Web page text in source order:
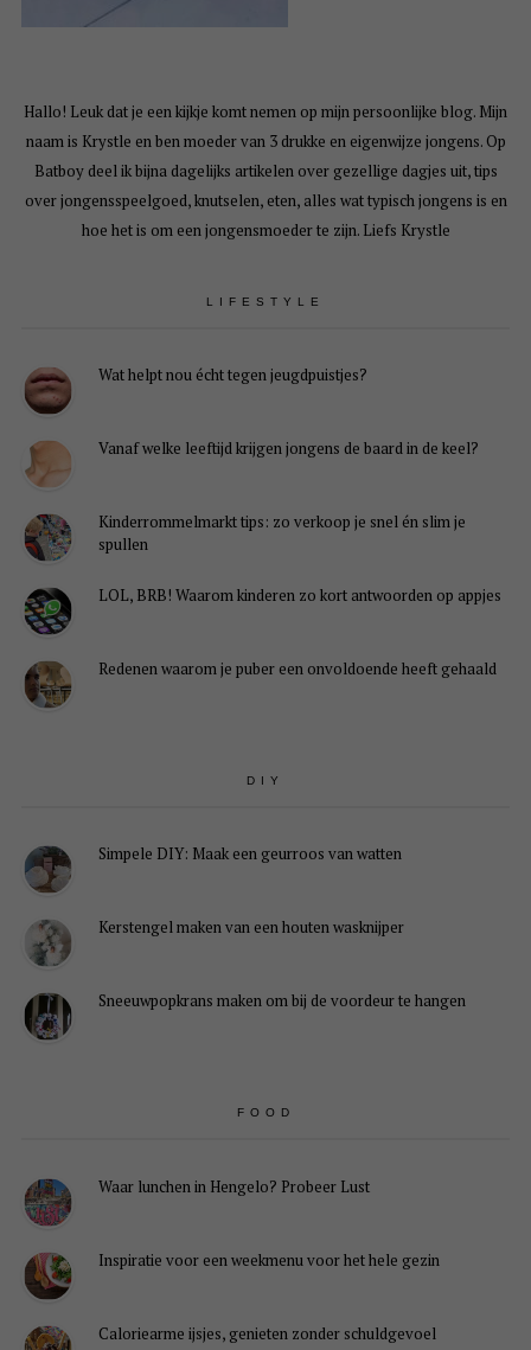
Hallo! Leuk dat je een kijkje komt nemen op mijn persoonlijke blog. Mijn
naam is Krystle en ben moeder van 3 drukke en eigenwijze jongens. Op
Batboy deel ik bijna dagelijks artikelen over gezellige dagjes uit, tips
over jongensspeelgoed, knutselen, eten, alles wat typisch jongens is en
hoe het is om een jongensmoeder te zijn. Liefs Krystle
LIFESTYLE
Wat helpt nou écht tegen jeugdpuistjes?
Vanaf welke leeftijd krijgen jongens de baard in de keel?
Kinderrommelmarkt tips: zo verkoop je snel én slim je
spullen
LOL, BRB! Waarom kinderen zo kort antwoorden op appjes
Redenen waarom je puber een onvoldoende heeft gehaald
DIY
Simpele DIY: Maak een geurroos van watten
Kerstengel maken van een houten wasknijper
Sneeuwpopkrans maken om bij de voordeur te hangen
FOOD
Waar lunchen in Hengelo? Probeer Lust
Inspiratie voor een weekmenu voor het hele gezin
Caloriearme ijsjes, genieten zonder schuldgevoel